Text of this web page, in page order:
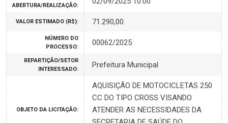
ABERTURA/REALIZAÇÃO:
VALOR ESTIMADO (R$): 71.290,00
NÚMERO DO
PROCESSO:
00062/2025
REPARTIÇÃO/SETOR
INTERESSADO:
Prefeitura Municipal
OBJETO DA LICITAÇÃO:
AQUISIÇÃO DE MOTOCICLETAS 250
CC DO TIPO CROSS VISANDO
ATENDER AS NECESSIDADES DA